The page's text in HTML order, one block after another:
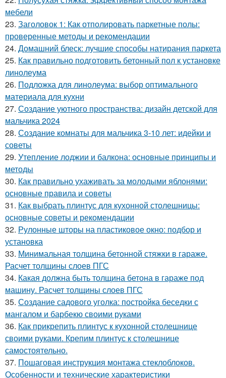
мебели
23. Заголовок 1: Как отполировать паркетные полы:
проверенные методы и рекомендации
24. Домашний блеск: лучшие способы натирания паркета
25. Как правильно подготовить бетонный пол к установке
линолеума
26. Подложка для линолеума: выбор оптимального
материала для кухни
27. Создание уютного пространства: дизайн детской для
мальчика 2024
28. Создание комнаты для мальчика 3-10 лет: идейки и
советы
29. Утепление лоджии и балкона: основные принципы и
методы
30. Как правильно ухаживать за молодыми яблонями:
основные правила и советы
31. Как выбрать плинтус для кухонной столешницы:
основные советы и рекомендации
32. Рулонные шторы на пластиковое окно: подбор и
установка
33. Минимальная толщина бетонной стяжки в гараже.
Расчет толщины слоев ПГС
34. Какая должна быть толщина бетона в гараже под
машину. Расчет толщины слоев ПГС
35. Создание садового уголка: постройка беседки с
мангалом и барбекю своими руками
36. Как прикрепить плинтус к кухонной столешнице
своими руками. Крепим плинтус к столешнице
самостоятельно.
37. Пошаговая инструкция монтажа стеклоблоков.
Особенности и технические характеристики